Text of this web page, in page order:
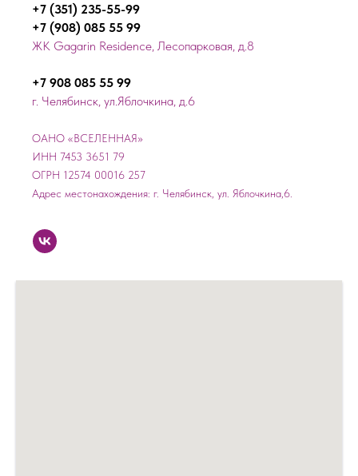
+7 (351) 235-55-99
+7 (908) 085 55 99
ЖК Gagarin Residence, Лесопарковая, д.8
+7 908 085 55 99
г. Челябинск, ул.Яблочкина, д.6
ОАНО «ВСЕЛЕННАЯ»
ИНН 7453 3651 79
ОГРН 12574 00016 257
Адрес местонахождения: г. Челябинск, ул. Яблочкина,6.